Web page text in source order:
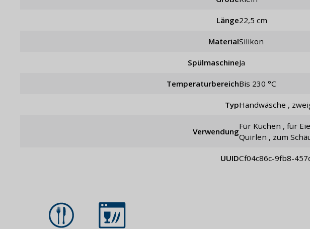
Länge 22,5 cm
Material Silikon
Spülmaschine Ja
Temperaturbereich bis 230 °C
Typ Handwäsche ,
Verwendung
für Kuchen , für Eier , für Pfannkuchen , zum Mischen , zum
Quirlen , zum
UUID cf04c86c-9fb8-